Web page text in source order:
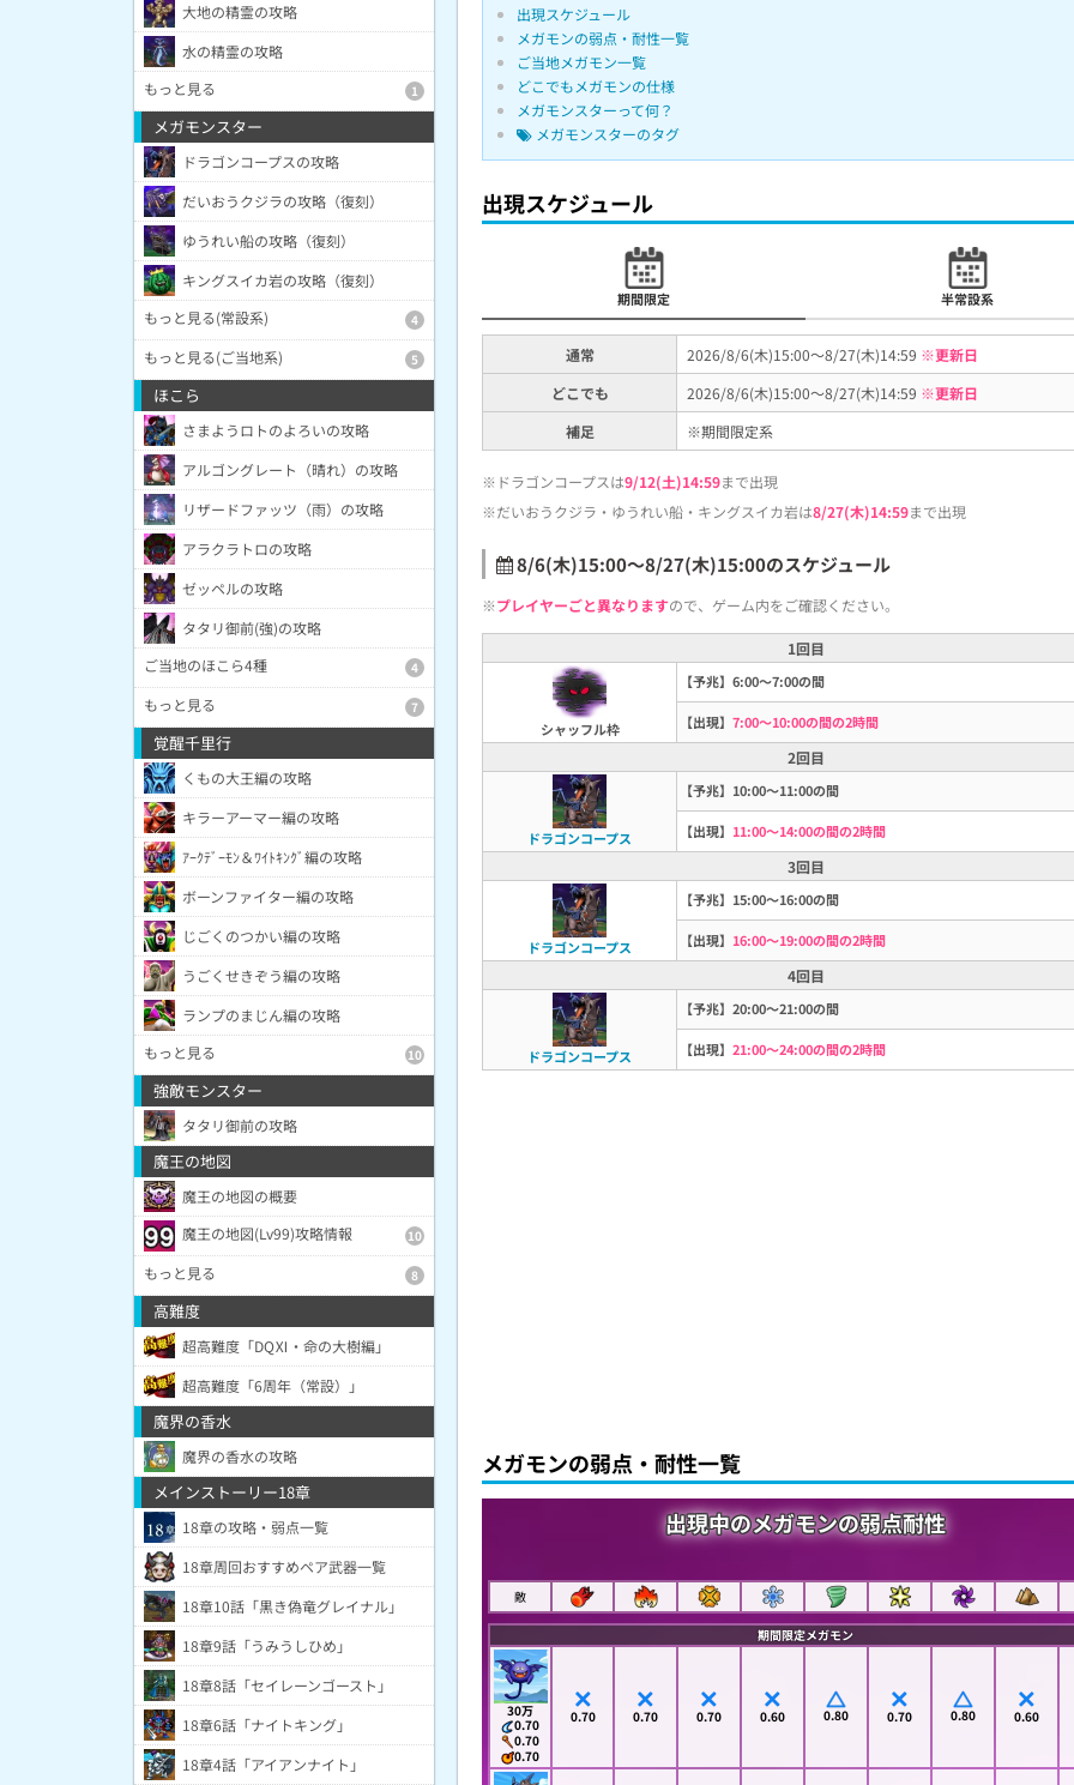
出現スケジュール
メガモンの弱点・耐性一覧
ご当地メガモン一覧
どこでもメガモンの仕様
メガモンスターって何？
メガモンスターのタグ
出現スケジュール
期間限定 半常設系
通常 2026/8/6(木)15:00～8/27(木)14:59 ※更新日
どこでも
2026/8/6(木)15:00～8/27(木)14:59 ※更新日
補足
※期間限定系
※ドラゴンコープスは9/12(土)14:59まで出現
※だいおうクジラ・ゆうれい船・キングスイカ岩は8/27(木)14:59まで出現
8/6(木)15:00～8/27(木)15:00のスケジュール
※プレイヤーごと異なりますので、ゲーム内をご確認ください。
1回目
シャッフル枠
【予兆】6:00～7:00の間
【出現】 7:00～10:00の間の2時間
2回目
ドラゴンコープス
【予兆】10:00～11:00の間
【出現】 11:00～14:00の間の2時間
3回目
ドラゴンコープス
【予兆】15:00～16:00の間
【出現】 16:00～19:00の間の2時間
4回目
ドラゴンコープス
【予兆】20:00～21:00の間
【出現】 21:00～24:00の間の2時間
メガモンの弱点・耐性一覧
出現中のメガモンの弱点耐性
敵
期間限定メガモン
30万
0.70
0.70
0.70
0.70 0.70 0.70 0.60 0.80 0.70 0.80 0.60
大地の精霊の攻略
水の精霊の攻略
もっと見る
1
メガモンスター
ドラゴンコープスの攻略
だいおうクジラの攻略（復刻）
ゆうれい船の攻略（復刻）
キングスイカ岩の攻略（復刻）
もっと見る(常設系)
4
もっと見る(ご当地系) 5
ほこら
さまようロトのよろいの攻略
アルゴングレート（晴れ）の攻略
リザードファッツ（雨）の攻略
アラクラトロの攻略
ゼッペルの攻略
タタリ御前(強)の攻略
ご当地のほこら4種
4
もっと見る 7
覚醒千里行
くもの大王編の攻略
キラーアーマー編の攻略
ｱｰｸﾃﾞｰﾓﾝ＆ﾜｲﾄｷﾝｸﾞ編の攻略
ボーンファイター編の攻略
じごくのつかい編の攻略
うごくせきぞう編の攻略
ランプのまじん編の攻略
もっと見る
10
強敵モンスター
タタリ御前の攻略
魔王の地図
魔王の地図の概要
魔王の地図(Lv99)攻略情報
10
もっと見る 8
高難度
超高難度「DQⅪ・命の大樹編」
超高難度「6周年（常設）」
魔界の香水
魔界の香水の攻略
メインストーリー18章
18章の攻略・弱点一覧
18章周回おすすめペア武器一覧
18章10話「黒き偽竜グレイナル」
18章9話「うみうしひめ」
18章8話「セイレーンゴースト」
18章6話「ナイトキング」
18章4話「アイアンナイト」